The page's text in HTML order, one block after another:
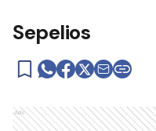
Sepelios
Ads